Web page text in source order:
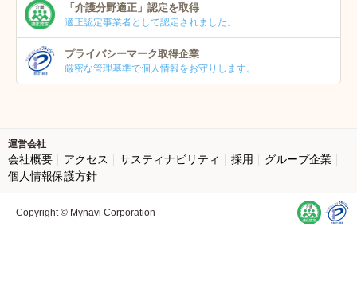
「介護分野適正」 認定を取得
適正認定事業者として認定されました。
プライバシーマーク取得企業
厳密な管理基準で個人情報をお守りします。
運営会社
会社概要 アクセス サスティナビリティ 採用
グループ企業
個人情報保護方針
Copyright © Mynavi Corporation